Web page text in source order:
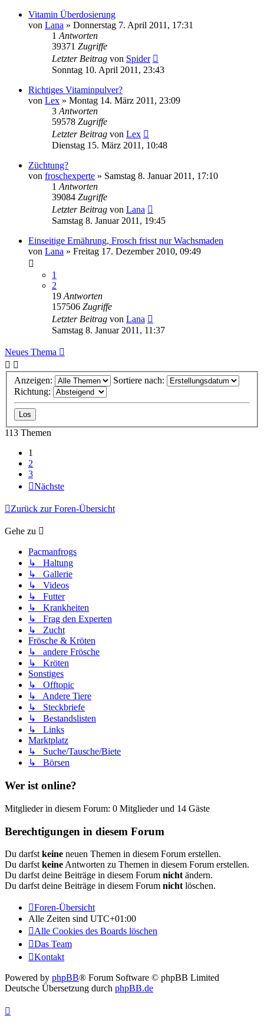
Vitamin Überdosierung
von Lana » Donnerstag 7. April 2011, 17:31
1 Antworten
39371 Zugriffe
Letzter Beitrag von Spider
Sonntag 10. April 2011, 23:43
Richtiges Vitaminpulver?
von Lex » Montag 14. März 2011, 23:09
3 Antworten
59578 Zugriffe
Letzter Beitrag von Lex
Dienstag 15. März 2011, 10:48
Züchtung?
von froschexperte » Samstag 8. Januar 2011, 17:10
1 Antworten
39084 Zugriffe
Letzter Beitrag von Lana
Samstag 8. Januar 2011, 19:45
Einseitige Ernährung, Frosch frisst nur Wachsmaden
von Lana » Freitag 17. Dezember 2010, 09:49
1
2
19 Antworten
157506 Zugriffe
Letzter Beitrag von Lana
Samstag 8. Januar 2011, 11:37
Neues Thema
Anzeigen:
Sortiere nach:
Richtung:
113 Themen
1
2
3
Nächste
Zurück zur Foren-Übersicht
Gehe zu
Pacmanfrogs
↳ Haltung
↳ Gallerie
↳ Videos
↳ Futter
↳ Krankheiten
↳ Frag den Experten
↳ Zucht
Frösche & Kröten
↳ andere Frösche
↳ Kröten
Sonstiges
↳ Offtopic
↳ Andere Tiere
↳ Steckbriefe
↳ Bestandslisten
↳ Links
Marktplatz
↳ Suche/Tausche/Biete
↳ Börsen
Wer ist online?
Mitglieder in diesem Forum: 0 Mitglieder und 14 Gäste
Berechtigungen in diesem Forum
Du darfst keine neuen Themen in diesem Forum erstellen.
Du darfst keine Antworten zu Themen in diesem Forum erstellen.
Du darfst deine Beiträge in diesem Forum nicht ändern.
Du darfst deine Beiträge in diesem Forum nicht löschen.
Foren-Übersicht
Alle Zeiten sind UTC+01:00
Alle Cookies des Boards löschen
Das Team
Kontakt
Powered by phpBB® Forum Software © phpBB Limited
Deutsche Übersetzung durch phpBB.de